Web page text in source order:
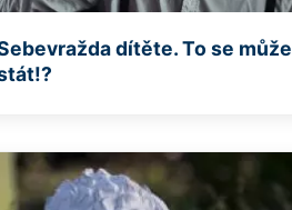
dítěte. To se může